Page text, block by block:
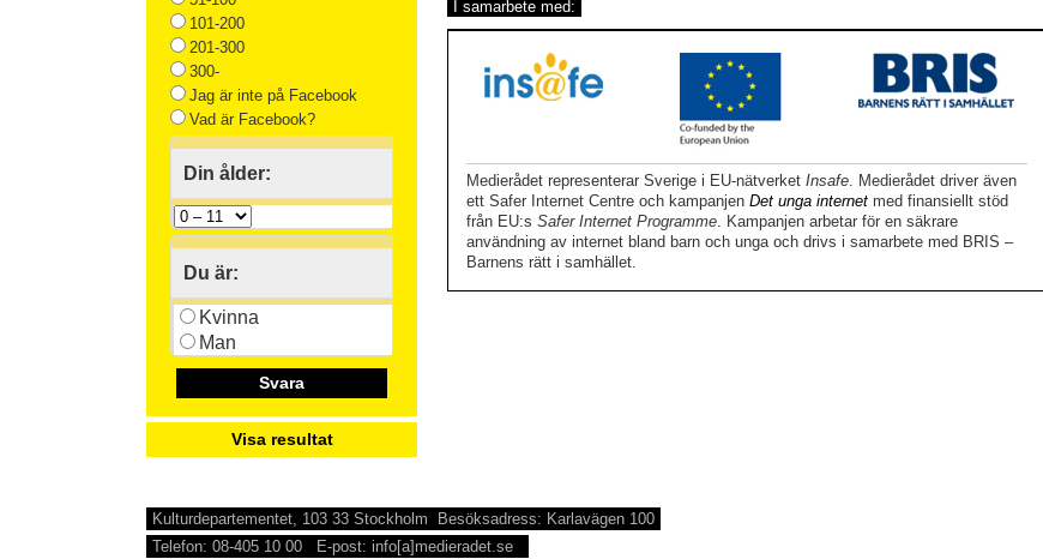
101-200
201-300
300-
Jag är inte på Facebook
Vad är Facebook?
Din ålder:
Du är:
Kvinna
Man
Svara
Visa resultat
I samarbete med:
Medierådet representerar Sverige i EU-nätverket Insafe . Medierådet driver även
ett Safer Internet Centre och kampanjen Det unga internet med finansiellt stöd
från EU:s Safer Internet Programme . Kampanjen arbetar för en säkrare
användning av internet bland barn och unga och drivs i samarbete med BRIS –
Barnens rätt i samhället.
Kulturdepartementet, 103 33 Stockholm Besöksadress: Karlavägen 100
Telefon: 08-405 10 00 E-post: info[a]medieradet.se